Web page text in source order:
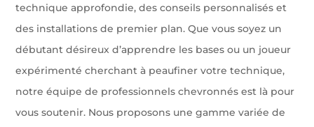
technique approfondie, des conseils personnalisés et
des installations de premier plan. Que vous soyez un
débutant désireux d’apprendre les bases ou un joueur
expérimenté cherchant à peaufiner votre technique,
notre équipe de professionnels chevronnés est là pour
vous soutenir. Nous proposons une gamme variée de